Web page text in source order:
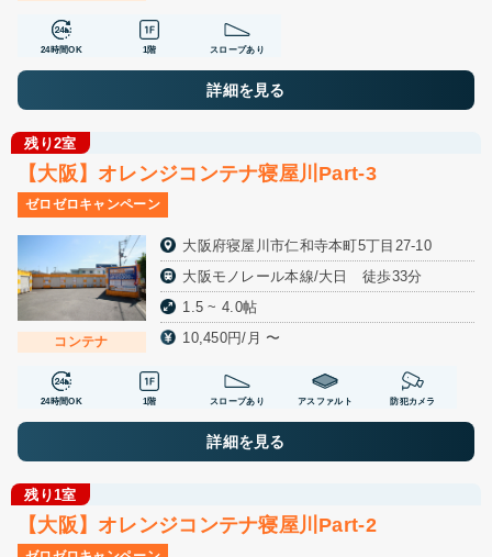
24時間OK 1階 スロープあり
詳細を見る
残り2室
【大阪】オレンジコンテナ寝屋川Part-3
ゼロゼロキャンペーン
コンテナ
大阪府寝屋川市仁和寺本町5丁目27-10
大阪モノレール本線/大日 徒歩33分
1.5 ~ 4.0帖
10,450円/月 〜
24時間OK 1階 スロープあり アスファルト 防犯カメラ
詳細を見る
残り1室
【大阪】オレンジコンテナ寝屋川Part-2